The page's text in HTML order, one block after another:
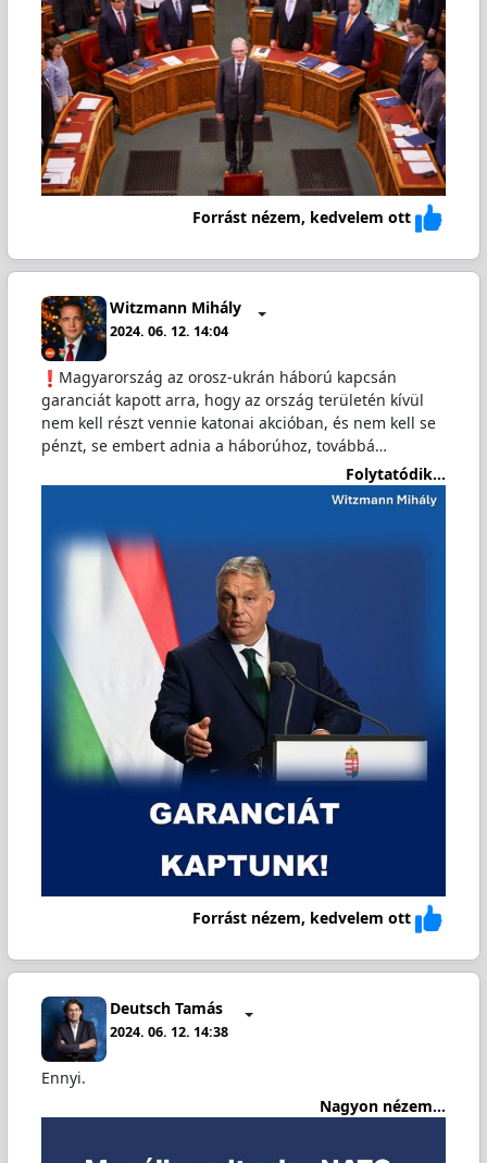
Forrást nézem, kedvelem ott
Witzmann Mihály
2024. 06. 12. 14:04
️Magyarország az orosz-ukrán háború kapcsán
garanciát kapott arra, hogy az ország területén kívül
nem kell részt vennie katonai akcióban, és nem kell se
pénzt, se embert adnia a háborúhoz, továbbá…
Folytatódik...
Forrást nézem, kedvelem ott
Deutsch Tamás
2024. 06. 12. 14:38
Ennyi.
Nagyon nézem...